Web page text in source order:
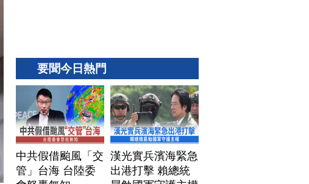
要聞今日熱門
中共假借颱風「交
管」台海 台陸委
漢光實兵濱海緊急
出港打擊 賴總統